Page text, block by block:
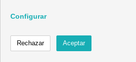
Configurar